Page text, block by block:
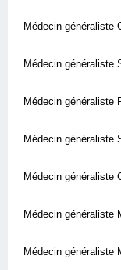
Médecin généraliste
Médecin généraliste
Médecin généraliste
Médecin généraliste
Médecin généraliste
Médecin généraliste
Médecin généraliste